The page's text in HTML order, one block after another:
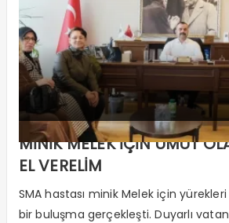
MİNİK MELEK İÇİN UMUT
EL VERELİM
SMA hastası minik Melek için
bir buluşma gerçekleşti. Duyarlı